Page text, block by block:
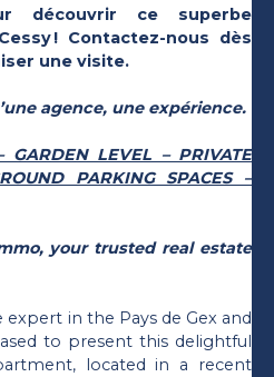
découvrir ce superbe
! Contactez-nous dès
une visite.
agence, une expérience.
GARDEN LEVEL – PRIVATE
PARKING SPACES –
your trusted real estate
expert in the Pays de Gex and
to present this delightful
located in a recent